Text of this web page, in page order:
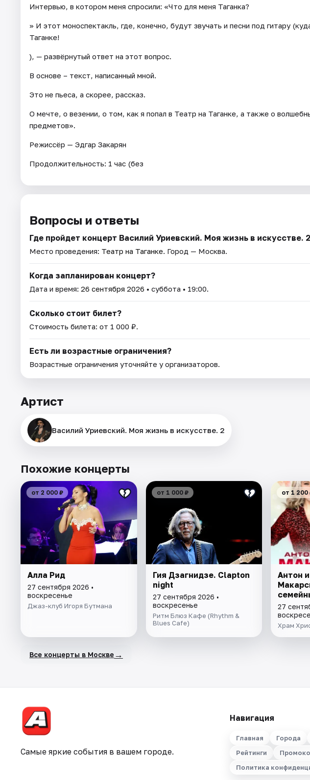
Интервью, в котором меня спросили: «Что для меня Таганка?
» И этот моноспектакль, где, конечно, будут звучать и песни под гитару
Таганке!
), — развёрнутый ответ на этот вопрос.
В основе – текст, написанный мной.
Это не пьеса, а скорее, рассказ.
О мечте, о везении, о том, как я попал в Театр на Таганке, а также о
предметов».
Режиссёр — Эдгар Закарян
Продолжительность: 1 час (без
Вопросы и ответы
Где пройдет концерт Василий Уриевский. Моя жизнь в искусстве.
Место проведения: Театр на Таганке. Город — Москва.
Когда запланирован концерт?
Дата и время: 26 сентября 2026 • суббота • 19:00.
Сколько стоит билет?
Стоимость билета: от 1 000 ₽.
Есть ли возрастные ограничения?
Возрастные ограничения уточняйте у организаторов.
Артист
Василий Уриевский. Моя жизнь в искусстве. 2
Похожие концерты
от 2 000 ₽
Алла Рид
27 сентября 2026 •
воскресенье
Джаз-клуб Игоря Бутмана
от 1 000 ₽
Гия Дзагнидзе. Clapton
night
27 сентября 2026 •
воскресенье
Ритм Блюз Кафе (Rhythm &
Blues Cafe)
от 1 200
Антон
27
Храм
Все концерты в Москве →
Самые яркие события в вашем городе.
Навигация
Главная Города
Рейтинги
Политика